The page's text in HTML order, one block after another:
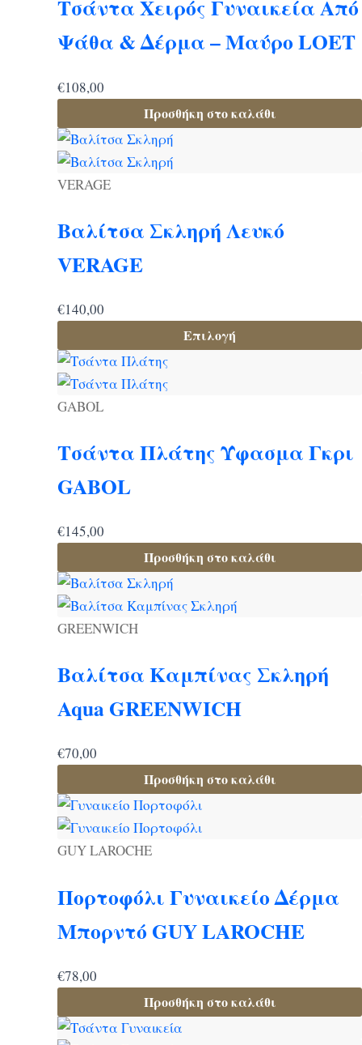
Τσάντα Χειρός Γυναικεία Από
Ψάθα & Δέρμα – Μαύρο LOET
€108,00
Προσθήκη στο καλάθι
VERAGE
Βαλίτσα Σκληρή Λευκό
VERAGE
€140,00
Επιλογή
Αυτό
προϊόν
πολλαπλές
Οι
μπορούν
να
επιλεγούν
σελίδα
του
προϊόντος
GABOL
Τσάντα Πλάτης Ύφασμα Γκρι
GABOL
€145,00
Προσθήκη στο καλάθι
GREENWICH
Βαλίτσα Καμπίνας Σκληρή
Aqua GREENWICH
€70,00
Προσθήκη στο καλάθι
GUY LAROCHE
Πορτοφόλι Γυναικείο Δέρμα
Μπορντό GUY LAROCHE
€78,00
Προσθήκη στο καλάθι